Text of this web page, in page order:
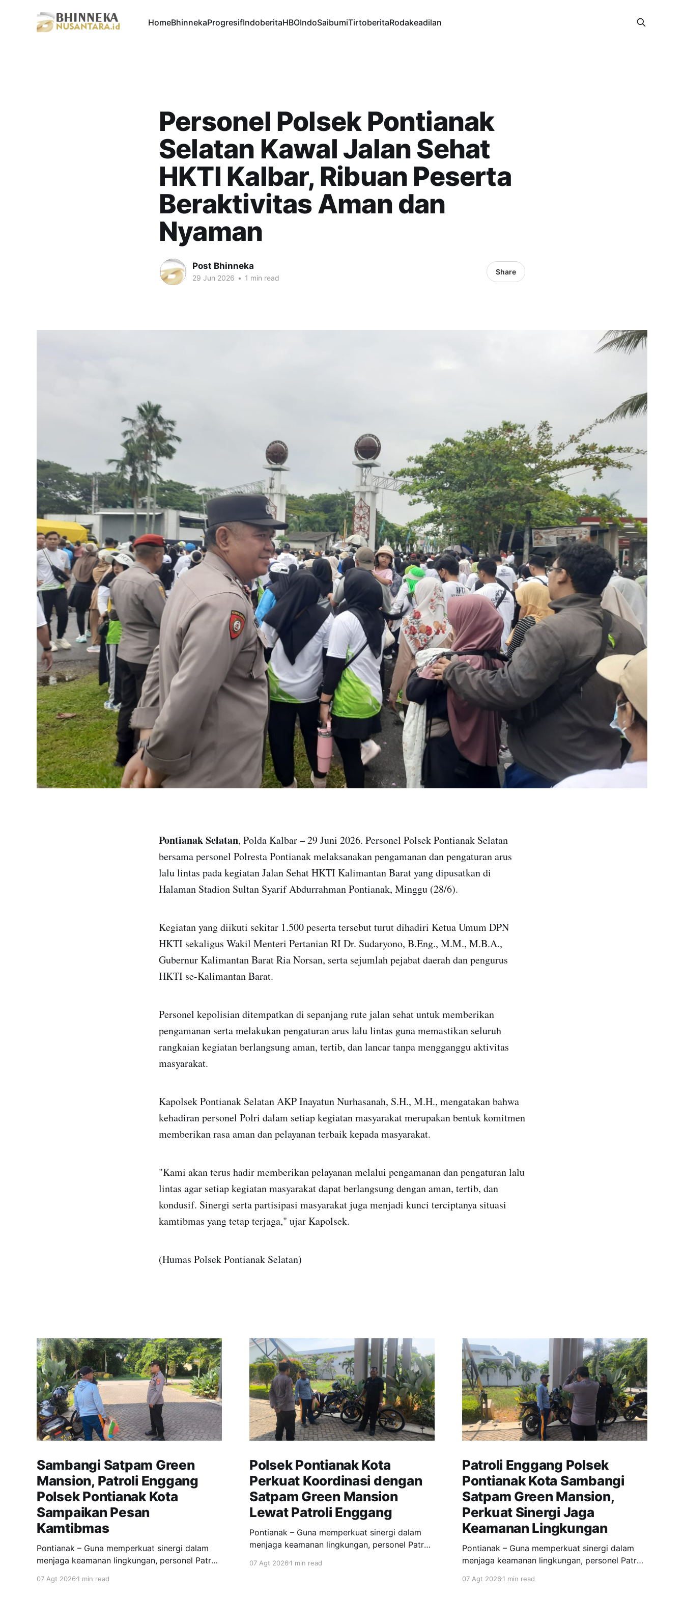
HomeBhinnekaProgresifIndoberitaHBOIndoSaibumiTirtoberitaRodakeadilan
Personel Polsek Pontianak
Selatan Kawal Jalan Sehat
HKTI Kalbar, Ribuan Peserta
Beraktivitas Aman dan
Nyaman
Post Bhinneka
29 Jun 2026 • 1 min read
Share
Pontianak Selatan, Polda Kalbar – 29 Juni 2026. Personel Polsek Pontianak Selatan
bersama personel Polresta Pontianak melaksanakan pengamanan dan pengaturan arus
lalu lintas pada kegiatan Jalan Sehat HKTI Kalimantan Barat yang dipusatkan di
Halaman Stadion Sultan Syarif Abdurrahman Pontianak, Minggu (28/6).
Kegiatan yang diikuti sekitar 1.500 peserta tersebut turut dihadiri Ketua Umum DPN
HKTI sekaligus Wakil Menteri Pertanian RI Dr. Sudaryono, B.Eng., M.M., M.B.A.,
Gubernur Kalimantan Barat Ria Norsan, serta sejumlah pejabat daerah dan pengurus
HKTI se-Kalimantan Barat.
Personel kepolisian ditempatkan di sepanjang rute jalan sehat untuk memberikan
pengamanan serta melakukan pengaturan arus lalu lintas guna memastikan seluruh
rangkaian kegiatan berlangsung aman, tertib, dan lancar tanpa mengganggu aktivitas
masyarakat.
Kapolsek Pontianak Selatan AKP Inayatun Nurhasanah, S.H., M.H., mengatakan bahwa
kehadiran personel Polri dalam setiap kegiatan masyarakat merupakan bentuk komitmen
memberikan rasa aman dan pelayanan terbaik kepada masyarakat.
"Kami akan terus hadir memberikan pelayanan melalui pengamanan dan pengaturan lalu
lintas agar setiap kegiatan masyarakat dapat berlangsung dengan aman, tertib, dan
kondusif. Sinergi serta partisipasi masyarakat juga menjadi kunci terciptanya situasi
kamtibmas yang tetap terjaga," ujar Kapolsek.
(Humas Polsek Pontianak Selatan)
Sambangi Satpam Green
Mansion, Patroli Enggang
Polsek Pontianak Kota
Sampaikan Pesan
Kamtibmas
Pontianak – Guna memperkuat sinergi dalam
menjaga keamanan lingkungan, personel Patroli
patroli dialogis dengan menyambangi petugas
07 Agt 2026 1 min read
Polsek Pontianak Kota
Perkuat Koordinasi dengan
Satpam Green Mansion
Lewat Patroli Enggang
Pontianak – Guna memperkuat sinergi dalam
menjaga keamanan lingkungan, personel Patroli
patroli dialogis dengan menyambangi petugas
07 Agt 20261 min read
Patroli Enggang Polsek
Pontianak Kota Sambangi
Satpam Green Mansion,
Perkuat Sinergi Jaga
Keamanan Lingkungan
Pontianak – Guna memperkuat sinergi dalam
menjaga keamanan lingkungan, personel Patroli
patroli dialogis dengan menyambangi petugas
07 Agt 20261 min read